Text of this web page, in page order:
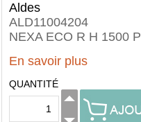
Aldes
ALD11004204
NEXA ECO R H 1500
En savoir plus
QUANTITÉ